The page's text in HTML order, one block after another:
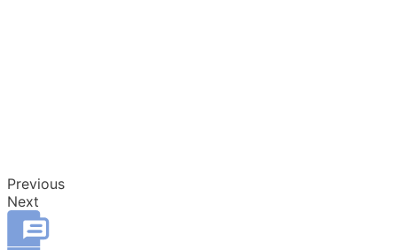
Previous
Next